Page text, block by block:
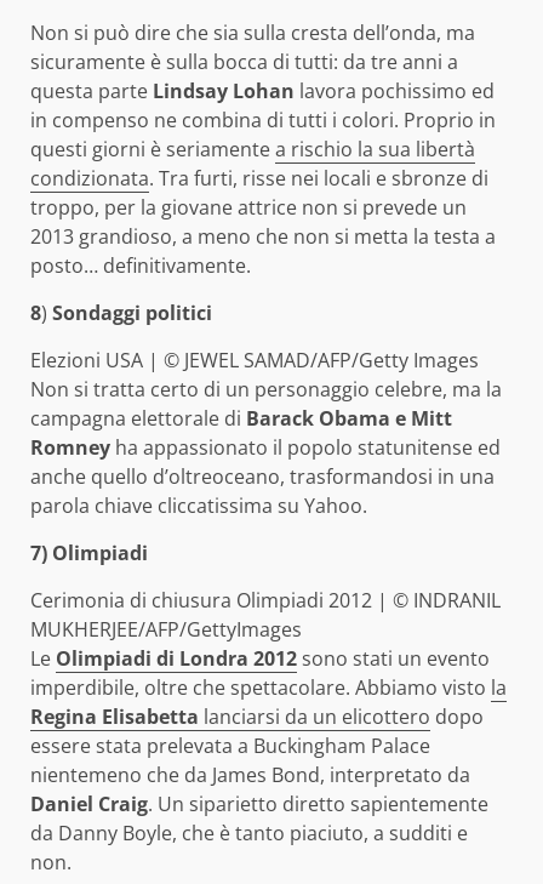
Non si può dire che sia sulla cresta dell’onda, ma
sicuramente è sulla bocca di tutti: da tre anni a
questa parte Lindsay Lohan lavora pochissimo ed
in compenso ne combina di tutti i colori. Proprio in
questi giorni è seriamentea rischio la sua libertà
condizionata. Tra furti, risse nei locali e sbronze di
troppo, per la giovane attrice non si prevede un
2013 grandioso, a meno che non si metta la testa a
posto… definitivamente.
8) Sondaggi politici
Elezioni USA | © JEWEL SAMAD/AFP/Getty Images
Non si tratta certo di un personaggio celebre, ma la
campagna elettorale di Barack Obama e Mitt
Romney ha appassionato il popolo statunitense ed
anche quello d’oltreoceano, trasformandosi in una
parola chiave cliccatissima su Yahoo.
7) Olimpiadi
Cerimonia di chiusura Olimpiadi 2012 | © INDRANIL
MUKHERJEE/AFP/GettyImages
Le Olimpiadi di Londra 2012sono stati un evento
imperdibile, oltre che spettacolare. Abbiamo visto la
Regina Elisabetta lanciarsi da un elicottero dopo
essere stata prelevata a Buckingham Palace
nientemeno che da James Bond, interpretato da
Daniel Craig. Un siparietto diretto sapientemente
da Danny Boyle, che è tanto piaciuto, a sudditi e
non.